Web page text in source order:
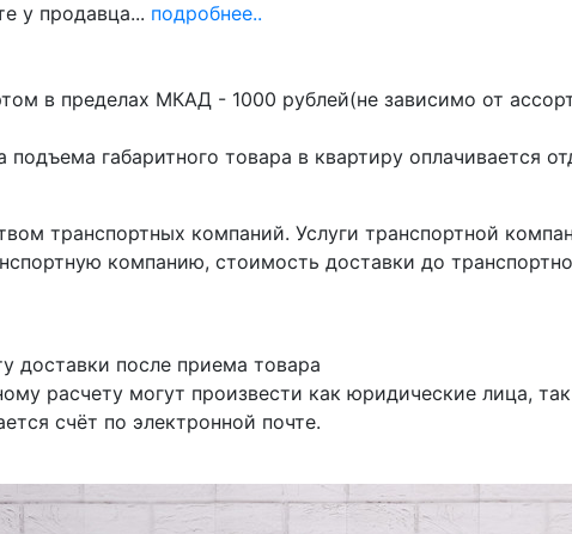
у продавца... подробнее..
в пределах МКАД - 1000 рублей(не зависимо от
габаритного товара в квартиру оплачивается
транспортных компаний. Услуги транспортной
компанию, стоимость доставки до
доставки после приема товара
расчету могут произвести как юридические лица,
счёт по электронной почте.